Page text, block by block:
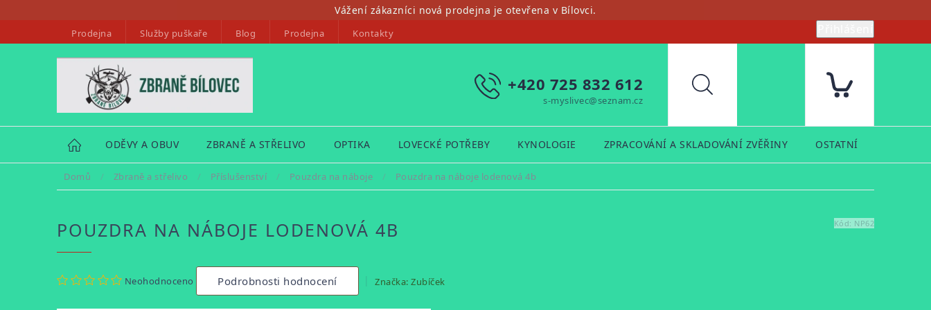
Vážení zákazníci nová prodejna je otevřena v Bílovci.
Prodejna Služby puškaře Blog Prodejna Kontakty
+420 725 832 612
s-myslivec@seznam.cz
Hledat
HOME ODĚVY A OBUV ZBRANĚ A STŘELIVO OPTIKA LOVECKÉ POTŘEBY KYNOLOGIE ZPRACOVÁNÍ A SKLADOVÁNÍ ZVĚŘINY OSTATNÍ
Domů / Zbraně a střelivo / Příslušenství / Pouzdra na náboje / Pouzdra na náboje lodenová 4b
POUZDRA NA NÁBOJE LODENOVÁ 4B Kód: NP62
hodnocení
Neohodnoceno Podrobnosti hodnocení Značka: Zubíček